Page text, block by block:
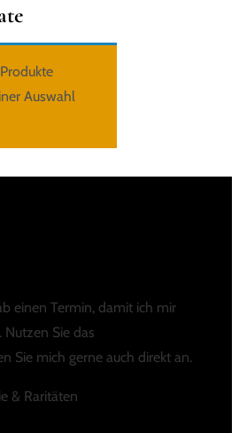
Auswahl
einen Termin, damit ich mir
Sie das
Sie mich gerne auch direkt an.
& Raritäten